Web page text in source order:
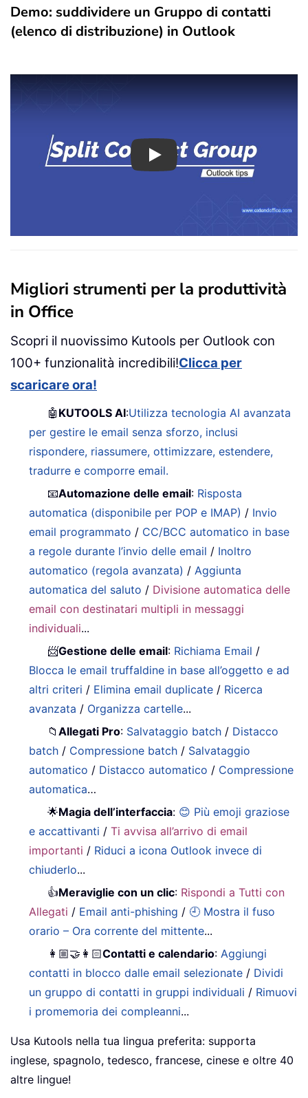
Demo: suddividere un Gruppo di contatti
(elenco di distribuzione) in Outlook
Play
Migliori strumenti per la produttività
in Office
Scopri il nuovissimo Kutools per Outlook con
100+ funzionalità incredibili!Clicca per
scaricare ora!
🤖 KUTOOLS AI:Utilizza tecnologia AI avanzata
per gestire le email senza sforzo, inclusi
rispondere, riassumere, ottimizzare, estendere,
tradurre e comporre email.
📧Automazione delle email: Risposta
automatica (disponibile per POP e IMAP) / Invio
email programmato / CC/BCC automatico in base
a regole durante l’invio delle email / Inoltro
automatico (regola avanzata) /Aggiunta
automatica del saluto / Divisione automatica delle
email con destinatari multipli in messaggi
individuali...
📨Gestione delle email: Richiama Email /
Blocca le email truffaldine in base all’oggetto e ad
altri criteri / Elimina email duplicate / Ricerca
avanzata / Organizza cartelle...
📁Allegati Pro: Salvataggio batch / Distacco
batch / Compressione batch / Salvataggio
automatico / Distacco automatico / Compressione
automatica…
🌟Magia dell’interfaccia: 😊 Più emoji graziose
e accattivanti /Ti avvisa all’arrivo di email
importanti / Riduci a icona Outlook invece di
chiuderlo...
👍Meraviglie con un clic: Rispondi a Tutti con
Allegati / Email anti-phishing / 🕘 Mostra il fuso
orario – Ora corrente del mittente...
👩🏼‍🤝‍👩🏻Contatti e calendario:Aggiungi
contatti in blocco dalle email selezionate / Dividi
un gruppo di contatti in gruppi individuali / Rimuovi
i promemoria dei compleanni...
Usa Kutools nella tua lingua preferita: supporta
inglese, spagnolo, tedesco, francese, cinese e oltre 40
altre lingue!